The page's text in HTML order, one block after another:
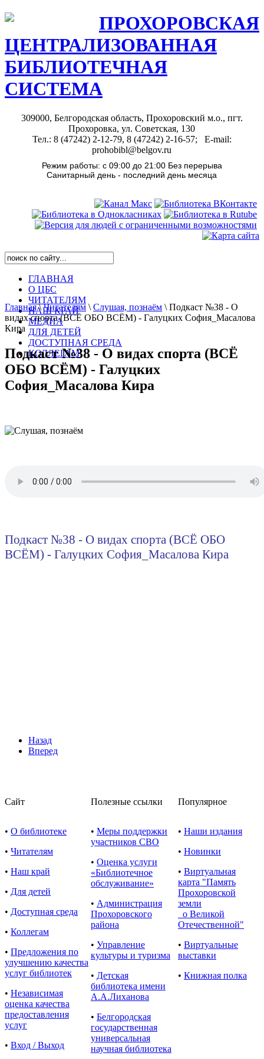
ПРОХОРОВСКАЯ
ЦЕНТРАЛИЗОВАННАЯ
БИБЛИОТЕЧНАЯ
СИСТЕМА
309000, Белгородская область, Прохоровский м.о., пгт.
Прохоровка, ул. Советская, 130
Тел.: 8 (47242) 2-12-79, 8 (47242) 2-16-57; E-mail:
prohobibl@belgov.ru
Режим работы: с 09:00 до 21:00 Без перерыва
Санитарный день - последний день месяца
ГЛАВНАЯ
О ЦБС
ЧИТАТЕЛЯМ
НАШ КРАЙ
МЕДИА
ДЛЯ ДЕТЕЙ
ДОСТУПНАЯ СРЕДА
КОЛЛЕГАМ
Главная\Читателям \ Слушая, познаём \ Подкаст №38 - О
видах спорта (ВСЁ ОБО ВСЁМ) - Галуцких София_Масалова
Кира
Подкаст №38 - О видах спорта (ВСЁ
ОБО ВСЁМ) - Галуцких
София_Масалова Кира
Подкаст №38 - О видах спорта (ВСЁ ОБО
ВСЁМ) - Галуцких София_Масалова Кира
Назад
Вперед
Сайт Полезные ссылки Популярное
• О библиотеке
• Читателям
• Наш край
• Для детей
• Доступная среда
• Коллегам
• Предложения по
улучшению качества
услуг библиотек
• Независимая
оценка качества
предоставления
услуг
• Вход / Выход
• Меры поддержки
участников СВО
• Оценка услуги
«Библиотечное
обслуживание»
• Администрация
Прохоровского
района
• Управление
культуры и туризма
• Детская
библиотека имени
А.А.Лиханова
• Белгородская
государственная
универсальная
научная библиотека
• Наши издания
• Новинки
• Виртуальная
карта "Память
Прохоровской
земли
о Великой
Отечественной"
• Виртуальные
выставки
• Книжная полка